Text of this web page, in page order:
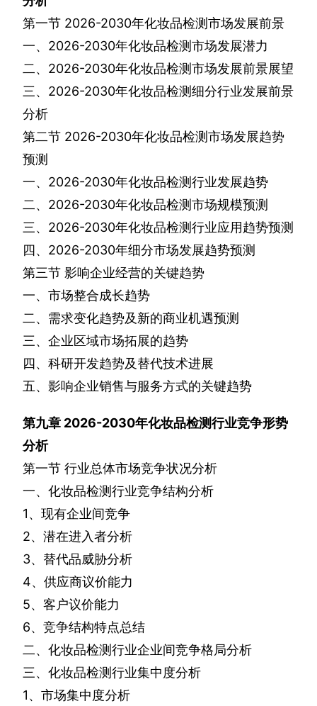
第一节 2026-2030年化妆品检测市场发展前景
一、 2026-2030年化妆品检测市场发展潜力
二、 2026-2030年化妆品检测市场发展前景展望
三、 2026-2030年化妆品检测细分行业发展前景
分析
第二节 2026-2030年化妆品检测市场发展趋势
预测
一、 2026-2030年化妆品检测行业发展趋势
二、 2026-2030年化妆品检测市场规模预测
三、 2026-2030年化妆品检测行业应用趋势预测
四、 2026-2030年细分市场发展趋势预测
第三节 影响企业经营的关键趋势
一、市场整合成长趋势
二、需求变化趋势及新的商业机遇预测
三、企业区域市场拓展的趋势
四、科研开发趋势及替代技术进展
五、影响企业销售与服务方式的关键趋势
第九章 2026-2030年化妆品检测行业竞争形势
分析
第一节 行业总体市场竞争状况分析
一、化妆品检测行业竞争结构分析
1、现有企业间竞争
2、潜在进入者分析
3、替代品威胁分析
4、供应商议价能力
5、客户议价能力
6、竞争结构特点总结
二、化妆品检测行业企业间竞争格局分析
三、化妆品检测行业集中度分析
1、市场集中度分析